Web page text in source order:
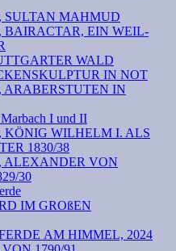
SULTAN MAHMUD
EIN WEIL-
WALD
IN NOT
IN
I und II
WILHELM I. ALS
1830/38
ALEXANDER VON
30
IM GROßEN
AM HIMMEL, 2024